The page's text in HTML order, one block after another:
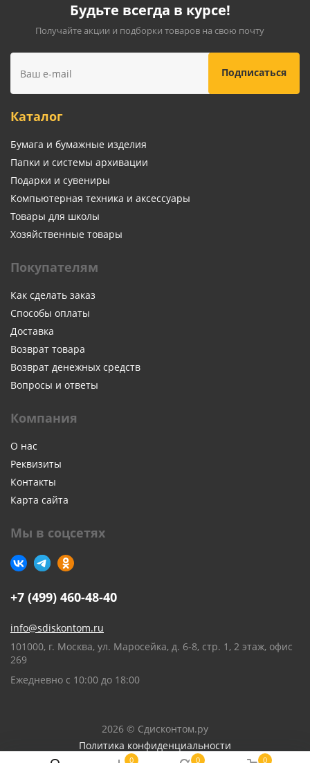
0 0 0
Будьте всегда в курсе!
Получайте акции и подборки товаров на свою почту
Каталог
Бумага и бумажные изделия
Папки и системы архивации
Подарки и сувениры
Компьютерная техника и аксессуары
Товары для школы
Хозяйственные товары
Покупателям
Как сделать заказ
Способы оплаты
Доставка
Возврат товара
Возврат денежных средств
Вопросы и ответы
Компания
О нас
Реквизиты
Контакты
Карта сайта
Мы в соцсетях
+7 (499) 460-48-40
info@sdiskontom.ru
101000, г. Москва, ул. Маросейка, д. 6-8, стр. 1, 2 этаж, офис
269
Ежедневно с 10:00 до 18:00
2026 © Сдисконтом.ру
Политика конфиденциальности